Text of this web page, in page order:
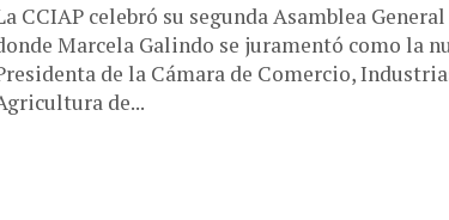
CCIAP celebró su segunda Asamblea
Marcela Galindo se juramentó como la
de la Cámara de Comercio,
de...